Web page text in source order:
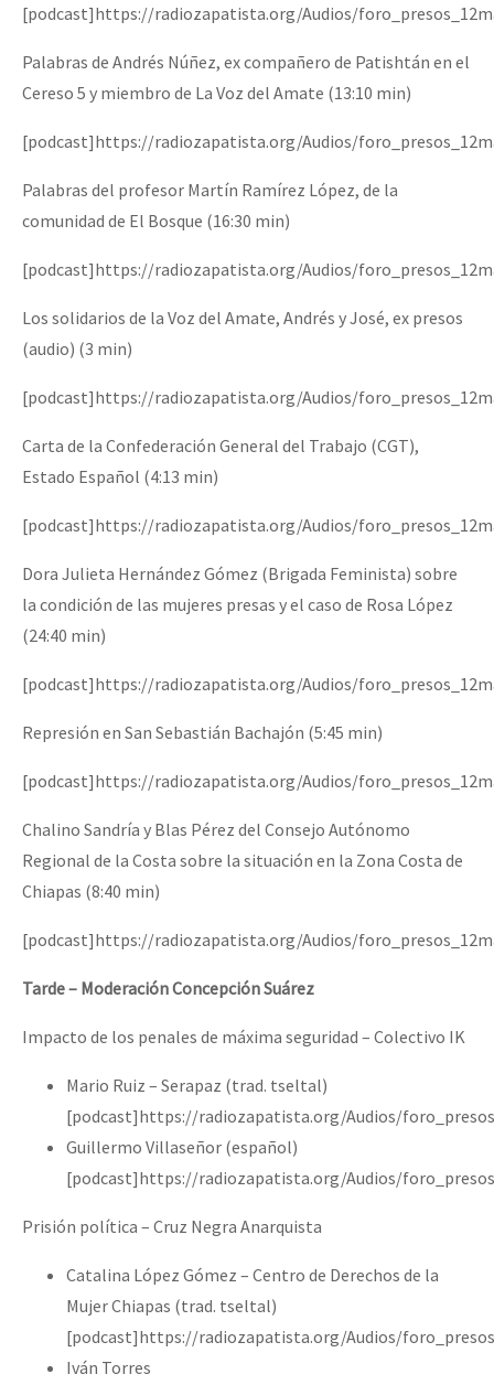
[podcast]https://radiozapatista.org/Audios/
Palabras de Andrés Núñez, ex compañero de Patishtán en el
Cereso 5 y miembro de La Voz del Amate (13:10 min)
[podcast]https://radiozapatista.org/Audios/
Palabras del profesor Martín Ramírez López, de la
comunidad de El Bosque (16:30 min)
[podcast]https://radiozapatista.org/Audios/
Los solidarios de la Voz del Amate, Andrés y José, ex presos
(audio) (3 min)
[podcast]https://radiozapatista.org/Audios/
Carta de la Confederación General del Trabajo (CGT),
Estado Español (4:13 min)
[podcast]https://radiozapatista.org/Audios/
Dora Julieta Hernández Gómez (Brigada Feminista) sobre
la condición de las mujeres presas y el caso de Rosa López
(24:40 min)
[podcast]https://radiozapatista.org/Audios/
Represión en San Sebastián Bachajón (5:45 min)
[podcast]https://radiozapatista.org/Audios/
Chalino Sandría y Blas Pérez del Consejo Autónomo
Regional de la Costa sobre la situación en la Zona Costa de
Chiapas (8:40 min)
[podcast]https://radiozapatista.org/Audios/
Tarde – Moderación Concepción Suárez
Impacto de los penales de máxima seguridad – Colectivo IK
Mario Ruiz – Serapaz (trad. tseltal)
[podcast]https://radiozapatista.org/Audios/
Guillermo Villaseñor (español)
[podcast]https://radiozapatista.org/Audios/
Prisión política – Cruz Negra Anarquista
Catalina López Gómez – Centro de Derechos de la
Mujer Chiapas (trad. tseltal)
[podcast]https://radiozapatista.org/Audios/
Iván Torres